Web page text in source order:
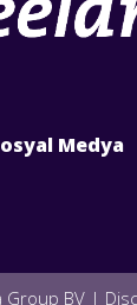
Medya
Group BV |